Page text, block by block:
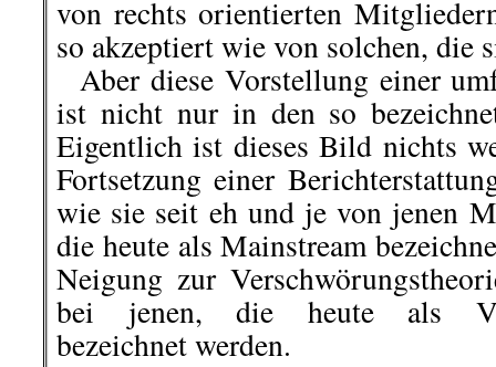
von rechts orientierten
so akzeptiert wie von solchen, die
Aber diese Vorstellung einer
ist nicht nur in den so
Eigentlich ist dieses Bild nichts
Fortsetzung einer
wie sie seit eh und je von jenen
die heute als Mainstream
Neigung zur
bei jenen, die heute als
bezeichnet werden.